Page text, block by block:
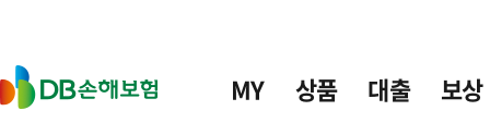
D
B
MY 상품 대출 보상